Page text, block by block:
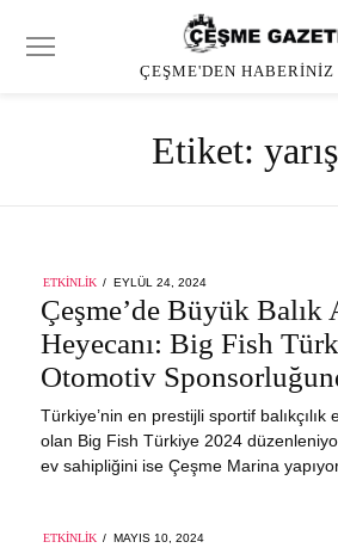
ÇEŞME'DEN HABERINIZ
Etiket:
ETKINLIK
POSTED
ON
EYLÜL 24, 2024
24,
2024
Çeşme’de Büyük Balık
Heyecanı: Big Fish
Otomotiv
Türkiye’nin en prestijli sportif
olan Big Fish Türkiye 2024
ev sahipliğini ise Çeşme Marina
ETKINLIK
POSTED
MAYIS 10, 2024